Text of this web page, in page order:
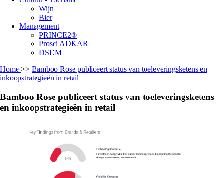
Wijn
Bier
Management
PRINCE2®
Prosci ADKAR
DSDM
Home >> Bamboo Rose publiceert status van toeleveringsketens en
inkoopstrategieën in retail
Bamboo Rose publiceert status van toeleveringsketens
en inkoopstrategieën in retail